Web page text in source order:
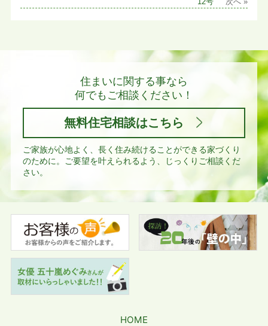
12号 次へ »
住まいに関する事なら
何でもご相談ください！
無料住宅相談はこちら
ご家族が心地よく、長く住み続けることができる家づくり
のために。
ご要望を叶えられるよう、じっくりご相談くだ
さい。
HOME